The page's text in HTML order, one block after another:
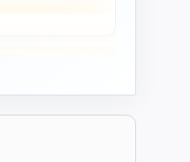
v4.3.21